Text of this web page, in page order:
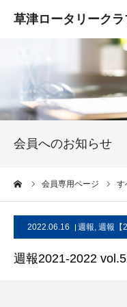
会員へのお知らせ
会員専用ページ す
2022.06.16 週報, 週報【
週報2021-2022
クラブ概要
入会案内
活動報告
お問い合わせ